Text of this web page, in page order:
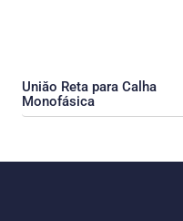
Uniăo Reta para Calha
Monofásica